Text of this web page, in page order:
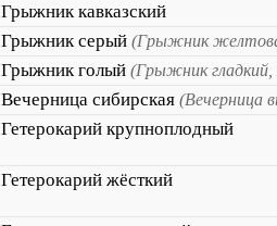
Грыжник кавказский
Грыжник серый (Грыжник
Грыжник голый (Грыжник
Вечерница сибирская (Вечерница
Гетерокарий крупноплодный
Гетерокарий жёсткий